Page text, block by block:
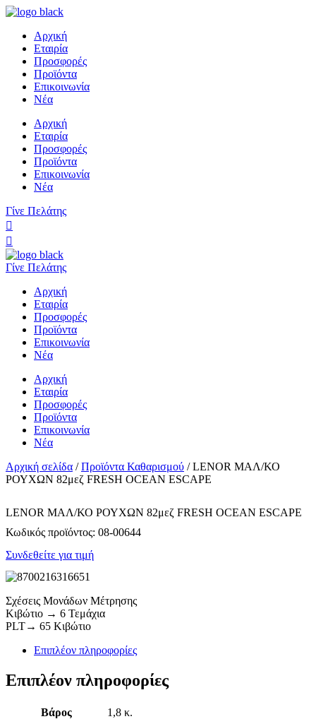
Αρχική
Εταιρία
Προσφορές
Προϊόντα
Επικοινωνία
Νέα
Αρχική
Εταιρία
Προσφορές
Προϊόντα
Επικοινωνία
Νέα
Γίνε Πελάτης
Γίνε Πελάτης
Αρχική
Εταιρία
Προσφορές
Προϊόντα
Επικοινωνία
Νέα
Αρχική
Εταιρία
Προσφορές
Προϊόντα
Επικοινωνία
Νέα
Αρχική σελίδα /Προϊόντα Καθαρισμού / LENOR ΜΑΛ/ΚΟ
ΡΟΥΧΩΝ 82μεζ FRESH OCEAN ESCAPE
LENOR ΜΑΛ/ΚΟ ΡΟΥΧΩΝ 82μεζ FRESH OCEAN ESCAPE
Κωδικός προϊόντος: 08-00644
Συνδεθείτε για τιμή
Σχέσεις Μονάδων Μέτρησης
Κιβώτιο → 6 Τεμάχια
PLT→ 65 Κιβώτιο
Επιπλέον πληροφορίες
Επιπλέον πληροφορίες
Βάρος 1,8 κ.